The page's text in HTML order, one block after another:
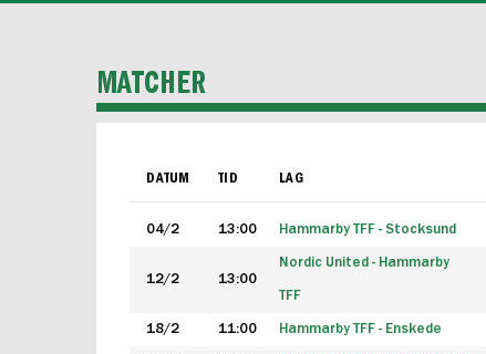
MATCHER
DATUM TID LAG
04/2 13:00 Hammarby TFF - Stocksund
12/2 13:00
Nordic United - Hammarby
TFF
18/2 11:00 Hammarby TFF - Enskede